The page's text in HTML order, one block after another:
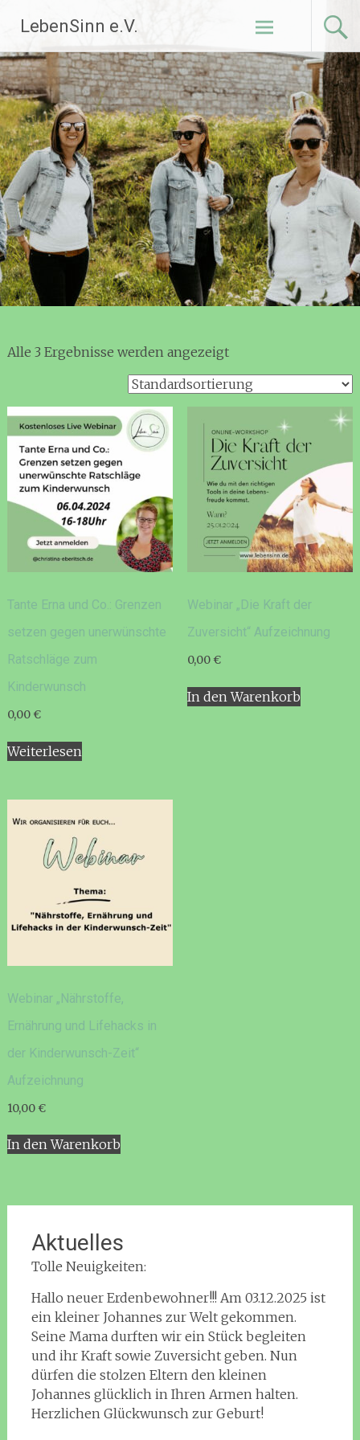
Inhalt
springen
LebenSinn e.V.
Alle 3 Ergebnisse werden angezeigt
Tante Erna und Co.: Grenzen
setzen gegen unerwünschte
Ratschläge zum
Kinderwunsch
0,00€
Weiterlesen
Webinar „Die Kraft der
Zuversicht“ Aufzeichnung
0,00€
In den Warenkorb
Webinar „Nährstoffe,
Ernährung und Lifehacks in
der Kinderwunsch-Zeit“
Aufzeichnung
10,00€
In den Warenkorb
Aktuelles
Tolle Neuigkeiten:
Hallo neuer Erdenbewohner!!! Am 03.12.2025 ist
ein kleiner Johannes zur Welt gekommen.
Seine Mama durften wir ein Stück begleiten
und ihr Kraft sowie Zuversicht geben. Nun
dürfen die stolzen Eltern den kleinen
Johannes glücklich in Ihren Armen halten.
Herzlichen Glückwunsch zur Geburt!